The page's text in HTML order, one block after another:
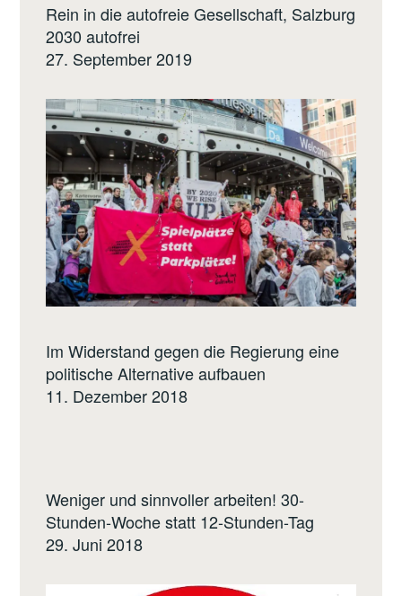
Rein in die autofreie Gesellschaft, Salzburg
2030 autofrei
27. September 2019
Im Widerstand gegen die Regierung eine
politische Alternative aufbauen
11. Dezember 2018
Weniger und sinnvoller arbeiten! 30-
Stunden-Woche statt 12-Stunden-Tag
29. Juni 2018